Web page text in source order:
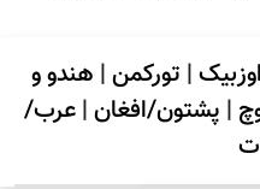
اوزبیک| تورکمن| هندو و
| پشتون/افغان|عرب/